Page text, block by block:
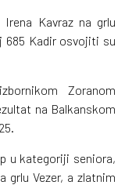
Kavraz na grlu
685 Kadir osvojiti su
Zoranom
na Balkanskom
u kategoriji seniora,
grlu Vezer, a zlatnim